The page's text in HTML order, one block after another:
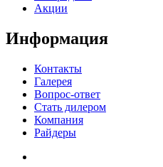
Акции
Информация
Контакты
Галерея
Вопрос-ответ
Стать дилером
Компания
Райдеры